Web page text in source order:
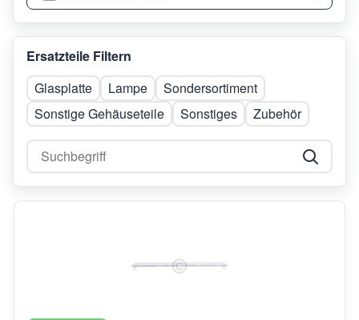
Ersatzteile Filtern
Glasplatte
Lampe
Sondersortiment
Sonstige Gehäuseteile
Sonstiges Zubehör